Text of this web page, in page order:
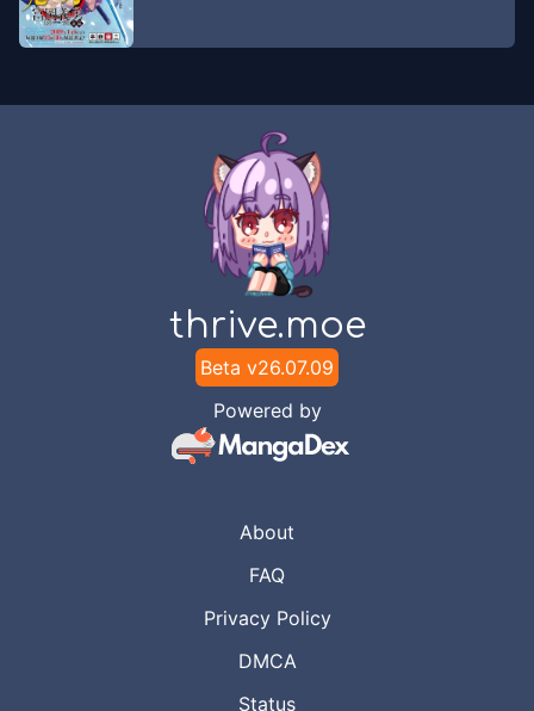
thrive.moe
Beta v26.07.09
Powered by
About
FAQ
Privacy Policy
DMCA
Status